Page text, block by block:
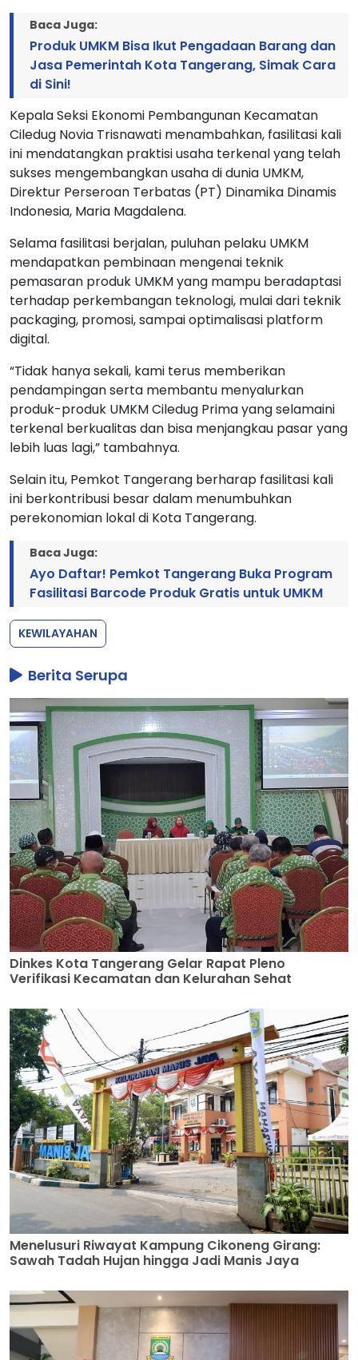
Baca Juga:
Produk UMKM Bisa Ikut Pengadaan Barang dan
Jasa Pemerintah Kota Tangerang, Simak Cara
di Sini!
Kepala Seksi Ekonomi Pembangunan Kecamatan
Ciledug Novia Trisnawati menambahkan, fasilitasi kali
ini mendatangkan praktisi usaha terkenal yang telah
sukses mengembangkan usaha di dunia UMKM,
Direktur Perseroan Terbatas (PT) Dinamika Dinamis
Indonesia, Maria Magdalena.
Selama fasilitasi berjalan, puluhan pelaku UMKM
mendapatkan pembinaan mengenai teknik
pemasaran produk UMKM yang mampu beradaptasi
terhadap perkembangan teknologi, mulai dari teknik
packaging, promosi, sampai optimalisasi platform
digital.
“Tidak hanya sekali, kami terus memberikan
pendampingan serta membantu menyalurkan
produk-produk UMKM Ciledug Prima yang selamaini
terkenal berkualitas dan bisa menjangkau pasar yang
lebih luas lagi,” tambahnya.
Selain itu, Pemkot Tangerang berharap fasilitasi kali
ini berkontribusi besar dalam menumbuhkan
perekonomian lokal di Kota Tangerang.
Baca Juga:
Ayo Daftar! Pemkot Tangerang Buka Program
Fasilitasi Barcode Produk Gratis untuk UMKM
KEWILAYAHAN
Berita Serupa
Dinkes Kota Tangerang Gelar Rapat Pleno
Verifikasi Kecamatan dan Kelurahan Sehat
Menelusuri Riwayat Kampung Cikoneng Girang:
Sawah Tadah Hujan hingga Jadi Manis Jaya